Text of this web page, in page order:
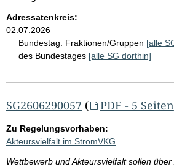
Adressatenkreis:
02.07.2026
Bundestag: Fraktionen/Gruppen [alle
des Bundestages [alle SG dorthin]
SG2606290057 ( PDF - 5 Seiten
Zu Regelungsvorhaben:
Akteursvielfalt im StromVKG
Wettbewerb und Akteursvielfalt sollen